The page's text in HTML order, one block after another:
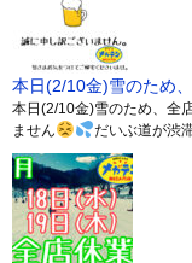
本日(2/10金)雪のため
本日(2/10金)雪のため、全
ません
だいぶ道が渋